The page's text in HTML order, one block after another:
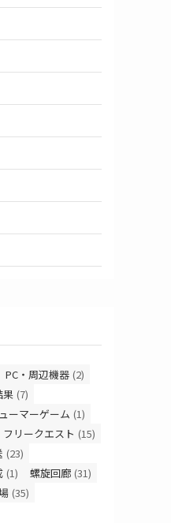
PC・周辺機器 (2)
果 (7)
ーマーゲーム (1)
フリークエスト (15)
(23)
(1) 螺旋回廊 (31)
(35)